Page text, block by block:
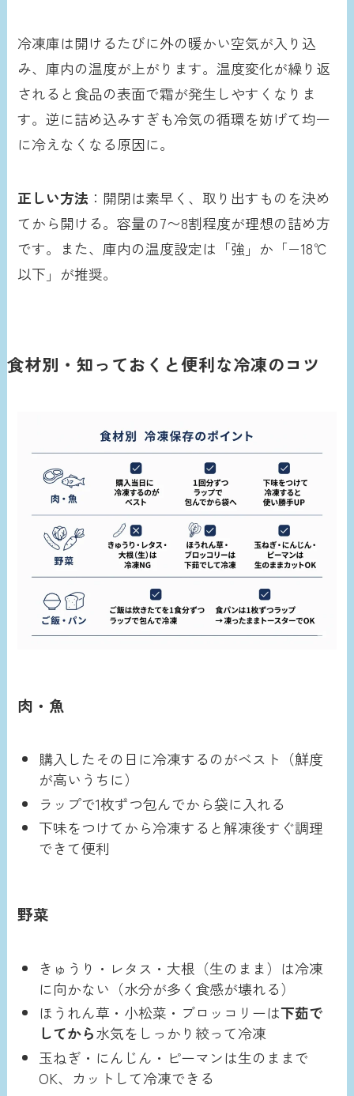
冷凍庫は開けるたびに外の暖かい空気が入り込
み、庫内の温度が上がります。温度変化が繰り返
されると食品の表面で霜が発生しやすくなりま
す。逆に詰め込みすぎも冷気の循環を妨げて均一
に冷えなくなる原因に。
正しい方法 ：開閉は素早く、取り出すものを決め
てから開ける。容量の7〜8割程度が理想の詰め方
です。また、庫内の温度設定は「強」か「−18℃
以下」が推奨。
食材別・知っておくと便利な冷凍のコツ
肉・魚
購入したその日に冷凍するのがベスト（鮮度
が高いうちに）
ラップで1枚ずつ包んでから袋に入れる
下味をつけてから冷凍すると解凍後すぐ調理
できて便利
野菜
きゅうり・レタス・大根（生のまま）は冷凍
に向かない（水分が多く食感が壊れる）
ほうれん草・小松菜・ブロッコリーは下茹で
してから水気をしっかり絞って冷凍
玉ねぎ・にんじん・ピーマンは生のままで
OK、カットして冷凍できる